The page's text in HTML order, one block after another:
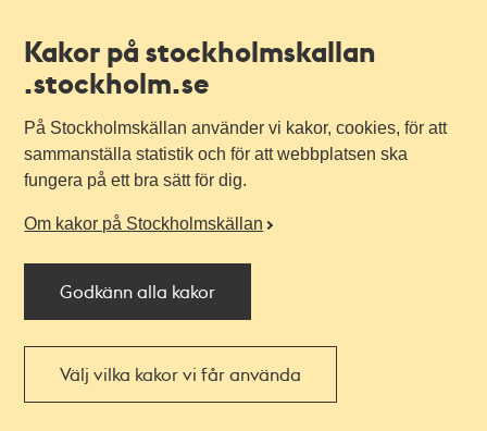
Kakor på stockholmskallan
.stockholm.se
På Stockholmskällan använder vi kakor, cookies, för att
sammanställa statistik och för att webbplatsen ska
fungera på ett bra sätt för dig.
Om kakor på Stockholmskällan
Godkänn alla kakor
Välj vilka kakor vi får använda